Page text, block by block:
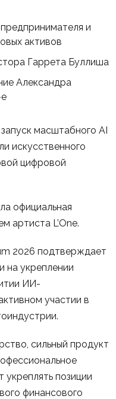
и
активов
Гаррета Буллиша
Александра
масштабного AI
искусственного
цифровой
официальная
артиста L’One.
2026 подтверждает
на укреплении
ИИ-
участии в
сильный продукт
позиции
финансового